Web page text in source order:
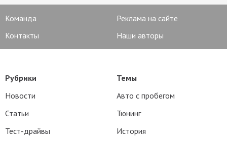
Команда
Реклама на сайте
Контакты
Наши авторы
Рубрики
Новости
Статьи
Тест-драйвы
Темы
Авто с пробегом
Тюнинг
История